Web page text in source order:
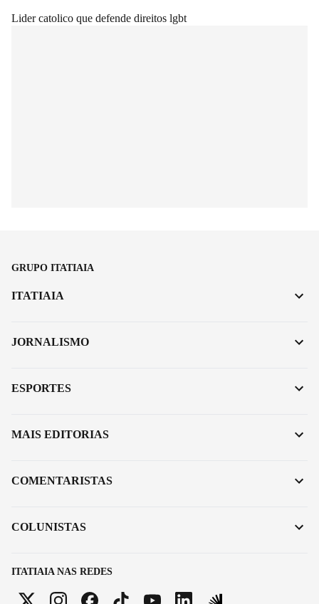
Lider catolico que defende direitos lgbt
GRUPO ITATIAIA
ITATIAIA NAS REDES
ITATIAIA
JORNALISMO
ESPORTES
MAIS EDITORIAS
COMENTARISTAS
COLUNISTAS